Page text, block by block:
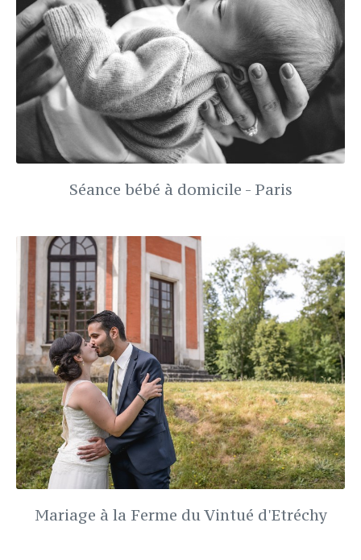
Séance bébé à domicile - Paris
Mariage à la Ferme du Vintué d'Etréchy